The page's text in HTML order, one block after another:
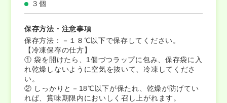
３個
保存方法・注意事項
保存方法：－１８℃以下で保存してください。
【冷凍保存の仕方】
① 袋を開けたら、1個づつラップに包み、保存袋に入
れ乾燥しないように空気を抜いて、冷凍してくださ
い。
② しっかりと－18℃以下が保たれ、乾燥が防げてい
れば、賞味期限内においしく召し上がれます。